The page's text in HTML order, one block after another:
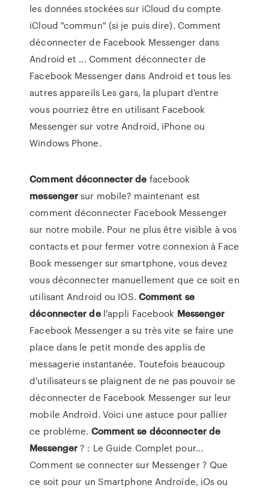
les données stockées sur iCloud du compte
iCloud "commun" (si je puis dire). Comment
déconnecter de Facebook Messenger dans
Android et ... Comment déconnecter de
Facebook Messenger dans Android et tous les
autres appareils Les gars, la plupart d'entre
vous pourriez être en utilisant Facebook
Messenger sur votre Android, iPhone ou
Windows Phone.
Commentdéconnecter de facebook
messengersur mobile? maintenant est
comment déconnecter Facebook Messenger
sur notre mobile. Pour ne plus être visible à vos
contacts et pour fermer votre connexion à Face
Book messenger sur smartphone, vous devez
vous déconnecter manuellement que ce soit en
utilisant Android ou IOS. Comment se
déconnecter del'appli Facebook Messenger
Facebook Messenger a su très vite se faire une
place dans le petit monde des applis de
messagerie instantanée. Toutefois beaucoup
d'utilisateurs se plaignent de ne pas pouvoir se
déconnecter de Facebook Messenger sur leur
mobile Android. Voici une astuce pour pallier
ce problème. Comment se déconnecterde
Messenger? : Le Guide Complet pour...
Comment se connecter sur Messenger ? Que
ce soit pour un Smartphone Androïde, iOs ou